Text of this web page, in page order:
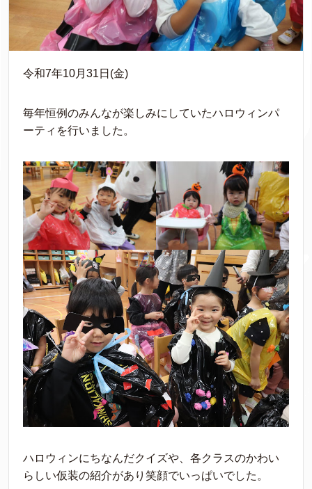
令和7年10月31日(金)
毎年恒例のみんなが楽しみにしていたハロウィンパ
ーティを行いました。
ハロウィンにちなんだクイズや、各クラスのかわい
らしい仮装の紹介があり笑顔でいっぱいでした。